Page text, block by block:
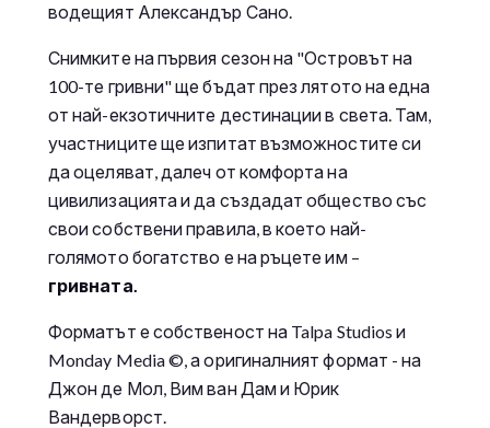
водещият Александър Сано.
Снимките на първия сезон на "Островът на
100-те гривни" ще бъдат през лятото на една
от най-екзотичните дестинации в света. Там,
участниците ще изпитат възможностите си
да оцеляват, далеч от комфорта на
цивилизацията и да създадат общество със
свои собствени правила, в което най-
голямото богатство е на ръцете им –
гривната.
Форматът е собственост на Talpa Studios и
Monday Media ©, а оригиналният формат - на
Джон де Мол, Вим ван Дам и Юрик
Вандерворст.